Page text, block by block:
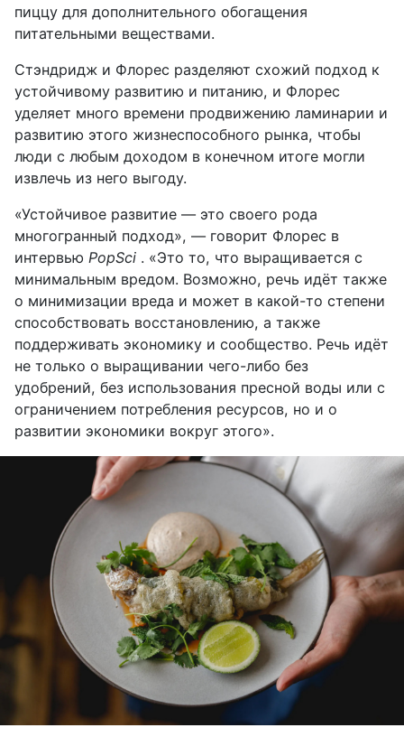
пиццу для дополнительного обогащения
питательными веществами.
Стэндридж и Флорес разделяют схожий подход к
устойчивому развитию и питанию, и Флорес
уделяет много времени продвижению ламинарии и
развитию этого жизнеспособного рынка, чтобы
люди с любым доходом в конечном итоге могли
извлечь из него выгоду.
«Устойчивое развитие — это своего рода
многогранный подход», — говорит Флорес в
интервью PopSci . «Это то, что выращивается с
минимальным вредом. Возможно, речь идёт также
о минимизации вреда и может в какой-то степени
способствовать восстановлению, а также
поддерживать экономику и сообщество. Речь идёт
не только о выращивании чего-либо без
удобрений, без использования пресной воды или с
ограничением потребления ресурсов, но и о
развитии экономики вокруг этого».